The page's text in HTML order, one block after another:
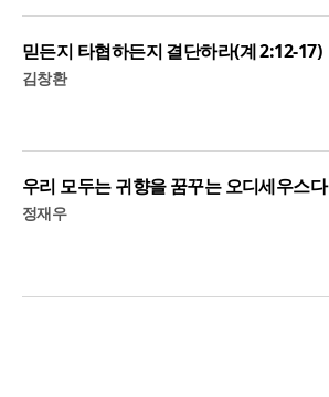
믿든지 타협하든지 결단하라(계 2:12-17)
김창환
우리 모두는 귀향을 꿈꾸는 오디세우스다
정재우